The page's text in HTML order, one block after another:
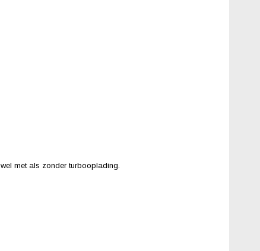
met als zonder turbooplading.